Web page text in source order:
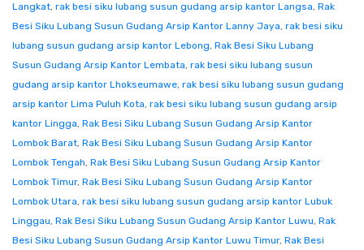
Langkat, rak besi siku lubang susun gudang arsip kantor Langsa, Rak
Besi Siku Lubang Susun Gudang Arsip Kantor Lanny Jaya, rak besi siku
lubang susun gudang arsip kantor Lebong, Rak Besi Siku Lubang
Susun Gudang Arsip Kantor Lembata, rak besi siku lubang susun
gudang arsip kantor Lhokseumawe, rak besi siku lubang susun gudang
arsip kantor Lima Puluh Kota, rak besi siku lubang susun gudang arsip
kantor Lingga, Rak Besi Siku Lubang Susun Gudang Arsip Kantor
Lombok Barat, Rak Besi Siku Lubang Susun Gudang Arsip Kantor
Lombok Tengah, Rak Besi Siku Lubang Susun Gudang Arsip Kantor
Lombok Timur, Rak Besi Siku Lubang Susun Gudang Arsip Kantor
Lombok Utara, rak besi siku lubang susun gudang arsip kantor Lubuk
Linggau, Rak Besi Siku Lubang Susun Gudang Arsip Kantor Luwu, Rak
Besi Siku Lubang Susun Gudang Arsip Kantor Luwu Timur, Rak Besi